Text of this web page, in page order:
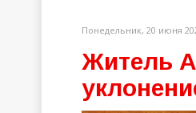
Понедельник, 20 июня
Житель